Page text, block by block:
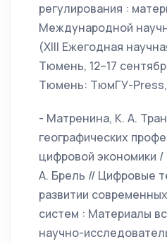
регулирования :
Международной
(XIII Ежегодная
Тюмень, 12–17
Тюмень: ТюмГУ-Press,
- Матренина, К. А.
географических
цифровой экономики
А. Брель // Цифровые
развитии
систем : Материалы
научно-